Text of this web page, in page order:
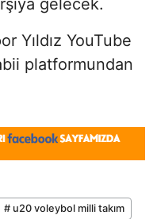
Yıldız YouTube
platformundan
# u20 voleybol milli takım